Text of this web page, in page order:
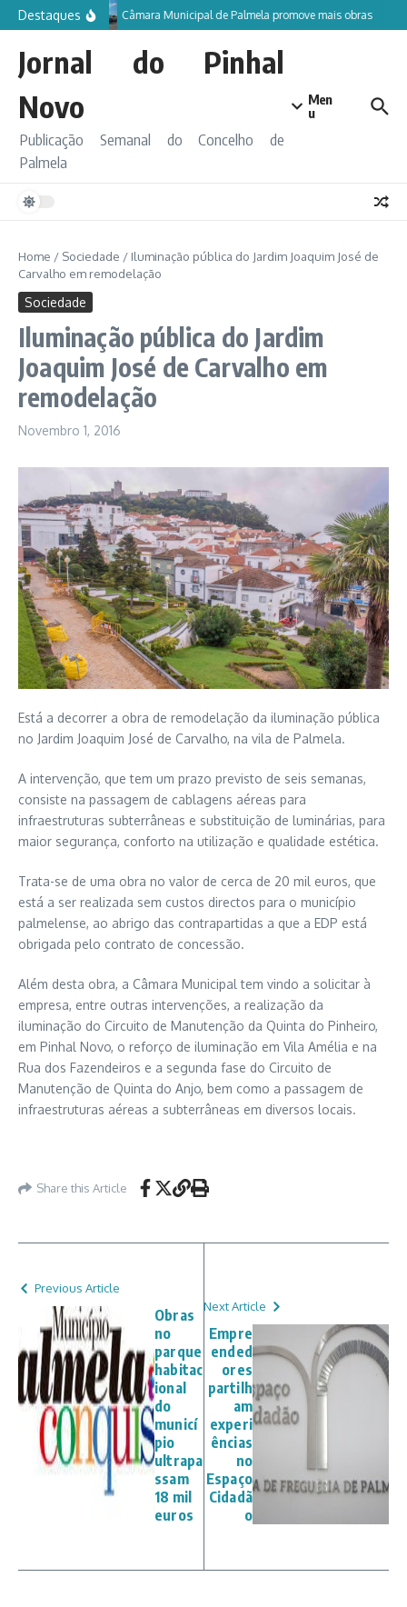
Ir para o conteúdo
Destaques Câmara Municipal de Palmela promove mais obras
Jornal do Pinhal
Novo
Publicação Semanal do Concelho de
Palmela
Men
u
Home / Sociedade / Iluminação pública do Jardim Joaquim José de
Carvalho em remodelação
Sociedade
Iluminação pública do Jardim
Joaquim José de Carvalho em
remodelação
Novembro 1, 2016
Está a decorrer a obra de remodelação da iluminação pública
no Jardim Joaquim José de Carvalho, na vila de Palmela.
A intervenção, que tem um prazo previsto de seis semanas,
consiste na passagem de cablagens aéreas para
infraestruturas subterrâneas e substituição de luminárias, para
maior segurança, conforto na utilização e qualidade estética.
Trata-se de uma obra no valor de cerca de 20 mil euros, que
está a ser realizada sem custos directos para o município
palmelense, ao abrigo das contrapartidas a que a EDP está
obrigada pelo contrato de concessão.
Além desta obra, a Câmara Municipal tem vindo a solicitar à
empresa, entre outras intervenções, a realização da
iluminação do Circuito de Manutenção da Quinta do Pinheiro,
em Pinhal Novo, o reforço de iluminação em Vila Amélia e na
Rua dos Fazendeiros e a segunda fase do Circuito de
Manutenção de Quinta do Anjo, bem como a passagem de
infraestruturas aéreas a subterrâneas em diversos locais.
Share this Article
Previous Article
Obras
no
parque
habitac
ional
do
municí
pio
ultrapa
ssam
18 mil
euros
Next Article
Empre
ended
ores
partilh
am
experi
ências
no
Espaço
Cidadã
o